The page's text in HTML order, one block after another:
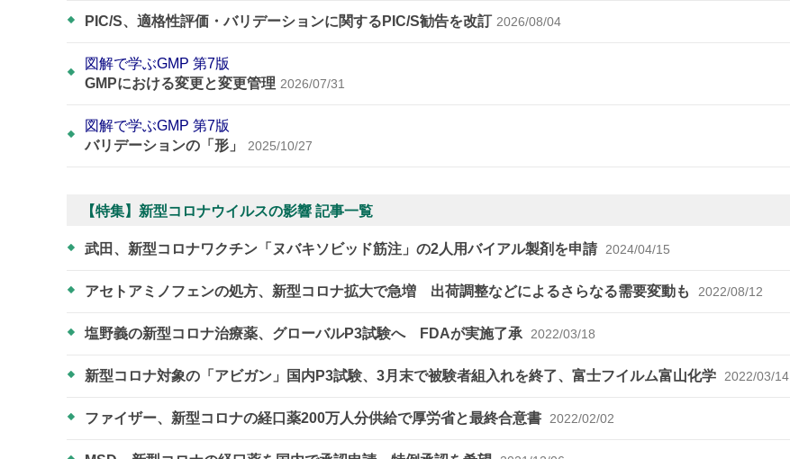
PIC/S、適格性評価・バリデーションに関するPIC/S勧告を改訂 2026/08/04
図解で学ぶGMP 第7版
GMPにおける変更と変更管理 2026/07/31
図解で学ぶGMP 第7版
バリデーションの「形」
2025/10/27
【特集】新型コロナウイルスの影響 記事一覧
武田、新型コロナワクチン「ヌバキソビッド筋注」の2人用バイアル製剤を申請 2024/04/15
アセトアミノフェンの処方、新型コロナ拡大で急増 出荷調整などによるさらなる需要変動も 2022/08/12
塩野義の新型コロナ治療薬、グローバルP3試験へ FDAが実施了承 2022/03/18
新型コロナ対象の「アビガン」国内P3試験、3月末で被験者組入れを終了、富士フイルム富山化学 2022/03/14
ファイザー、新型コロナの経口薬200万人分供給で厚労省と最終合意書 2022/02/02